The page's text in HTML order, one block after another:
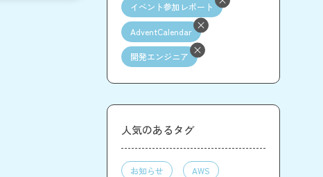
イベント参加レポート
AdventCalendar
開発エンジニア
人気のあるタグ
お知らせ
AWS